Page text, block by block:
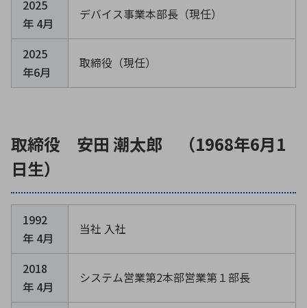
2025
年 4月
デバイス事業本部長（現任）
2025
年6月
取締役（現任）
取締役 安田 潮太郎 （1968年6月1
日生）
1992
年 4月
当社 入社
2018
年 4月
システム営業第2本部営業第１部長